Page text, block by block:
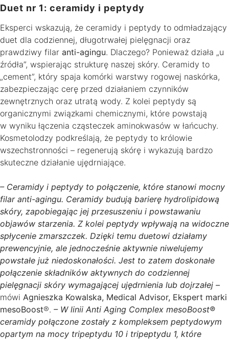
Duet nr 1: ceramidy i peptydy
Eksperci wskazują, że ceramidy i peptydy to odmładzający
duet dla codziennej, długotrwałej pielęgnacji oraz
prawdziwy filar anti-agingu. Dlaczego? Ponieważ działa „u
źródła”, wspierając strukturę naszej skóry. Ceramidy to
„cement”, który spaja komórki warstwy rogowej naskórka,
zabezpieczając cerę przed działaniem czynników
zewnętrznych oraz utratą wody. Z kolei peptydy są
organicznymi związkami chemicznymi, które powstają
w wyniku łączenia cząsteczek aminokwasów w łańcuchy.
Kosmetolodzy podkreślają, że peptydy to królowie
wszechstronności – regenerują skórę i wykazują bardzo
skuteczne działanie ujędrniające.
– Ceramidy i peptydy to połączenie, które stanowi mocny
filar anti-agingu. Ceramidy budują barierę hydrolipidową
skóry, zapobiegając jej przesuszeniu i powstawaniu
objawów starzenia. Z kolei peptydy wpływają na widoczne
spłycenie zmarszczek. Dzięki temu duetowi działamy
prewencyjnie, ale jednocześnie aktywnie niwelujemy
powstałe już niedoskonałości. Jest to zatem doskonałe
połączenie składników aktywnych do codziennej
pielęgnacji skóry wymagającej ujędrnienia lub dojrzałej –
mówi Agnieszka Kowalska, Medical Advisor, Ekspert marki
mesoBoost®. – W linii Anti Aging Complex mesoBoost®
ceramidy połączone zostały z kompleksem peptydowym
opartym na mocy tripeptydu 10 i tripeptydu 1, które